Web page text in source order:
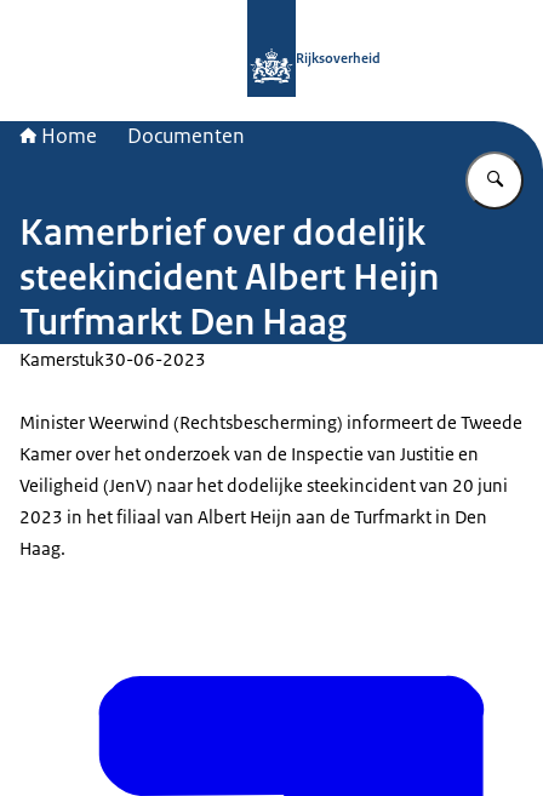
Rijksoverheid
Home Documenten
Kamerbrief over dodelijk
steekincident Albert Heijn
Turfmarkt Den Haag
Kamerstuk30-06-2023
Minister Weerwind (Rechtsbescherming) informeert de Tweede
Kamer over het onderzoek van de Inspectie van Justitie en
Veiligheid (JenV) naar het dodelijke steekincident van 20 juni
2023 in het filiaal van Albert Heijn aan de Turfmarkt in Den
Haag.